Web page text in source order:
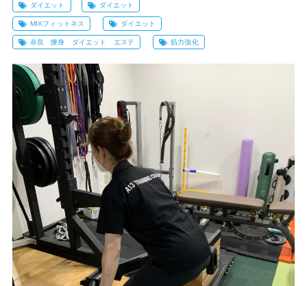
ダイエット ダイエット
MIXフィットネス ダイエット
奈良 痩身 ダイエット エステ 筋力強化